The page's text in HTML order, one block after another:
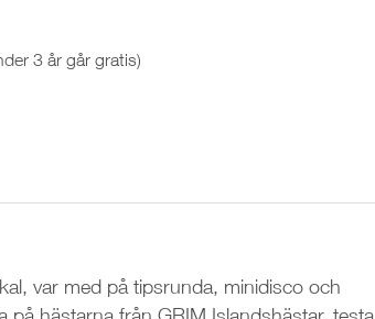
3 år går gratis)
var med på tipsrunda, minidisco och